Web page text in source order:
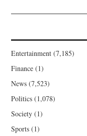
Entertainment (7,185)
Finance (1)
News (7,523)
Politics (1,078)
Society (1)
Sports (1)